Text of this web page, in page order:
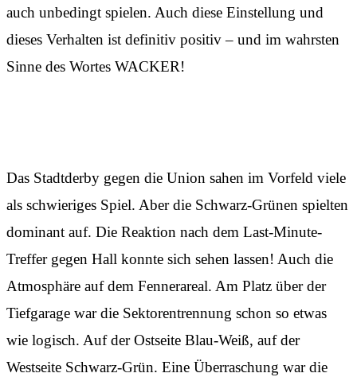
auch unbedingt spielen. Auch diese Einstellung und
dieses Verhalten ist definitiv positiv – und im wahrsten
Sinne des Wortes WACKER!
Das Stadtderby gegen die Union sahen im Vorfeld viele
als schwieriges Spiel. Aber die Schwarz-Grünen spielten
dominant auf. Die Reaktion nach dem Last-Minute-
Treffer gegen Hall konnte sich sehen lassen! Auch die
Atmosphäre auf dem Fennerareal. Am Platz über der
Tiefgarage war die Sektorentrennung schon so etwas
wie logisch. Auf der Ostseite Blau-Weiß, auf der
Westseite Schwarz-Grün. Eine Überraschung war die